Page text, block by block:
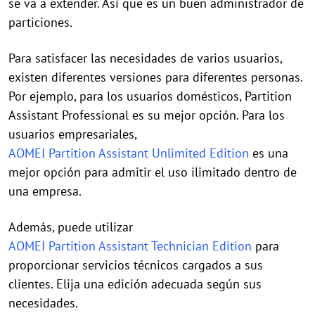
particiones.
Para satisfacer las necesidades de varios usuarios,
existen diferentes versiones para diferentes personas.
Por ejemplo, para los usuarios domésticos, Partition
Assistant Professional es su mejor opción. Para los
usuarios empresariales,
AOMEI Partition Assistant Unlimited Edition es una
mejor opción para admitir el uso ilimitado dentro de
una empresa.
Además, puede utilizar
AOMEI Partition Assistant Technician Edition para
proporcionar servicios técnicos cargados a sus
clientes. Elija una edición adecuada según sus
necesidades.